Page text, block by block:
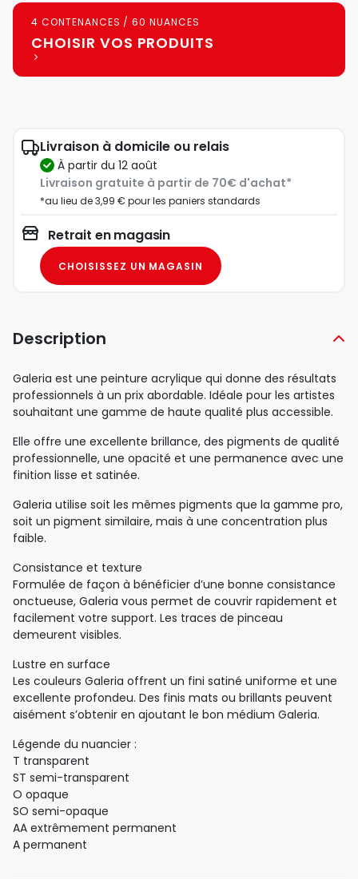
4 CONTENANCES / 60 NUANCES
CHOISIR VOS PRODUITS
Livraison à domicile ou relais
à partir du 12 août
Livraison gratuite à partir de 70€ d'achat*
*au lieu de 3,99 € pour les paniers standards
Retrait en magasin
CHOISISSEZ UN MAGASIN
Description
Galeria est une peinture acrylique qui donne des résultats
professionnels à un prix abordable. Idéale pour les artistes
souhaitant une gamme de haute qualité plus accessible.
Elle offre une excellente brillance, des pigments de qualité
professionnelle, une opacité et une permanence avec une
finition lisse et satinée.
Galeria utilise soit les mêmes pigments que la gamme pro,
soit un pigment similaire, mais à une concentration plus
faible.
Consistance et texture
Formulée de façon à bénéficier d’une bonne consistance
onctueuse, Galeria vous permet de couvrir rapidement et
facilement votre support. Les traces de pinceau
demeurent visibles.
Lustre en surface
Les couleurs Galeria offrent un fini satiné uniforme et une
excellente profondeu. Des finis mats ou brillants peuvent
aisément s’obtenir en ajoutant le bon médium Galeria.
Légende du nuancier :
T transparent
ST semi-transparent
O opaque
SO semi-opaque
AA extrêmement permanent
A permanent